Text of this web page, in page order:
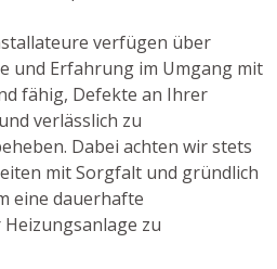
verfügen über
und Erfahrung im Umgang mit
fähig, Defekte an Ihrer
verlässlich zu
Dabei achten wir stets
mit Sorgfalt und gründlich
eine dauerhafte
zu